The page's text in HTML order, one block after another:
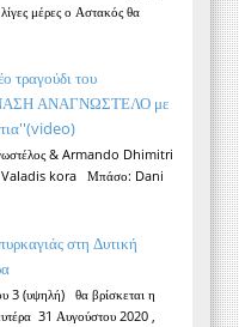
μέρες ο Αστακός θα
τραγούδι του
ΑΝΑΓΝΩΣΤΕΛΟ με
& Armando Dhimitri
Valadis kora Μπάσο: Dani
στη Δυτική
3 (υψηλή) θα βρίσκεται η
31 Αυγούστου 2020 ,